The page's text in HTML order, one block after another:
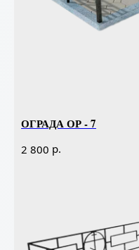
ОГРАДА ОР - 7
2 800 р.